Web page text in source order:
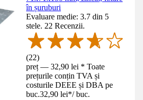
în șuruburi
Evaluare medie: 3.7 din 5
stele. 22 Recenzii.
(22)
preț — 32,90 lei * Toate
prețurile conțin TVA și
costurile DEEE și DBA pe
buc.32,90 lei*/ buc.